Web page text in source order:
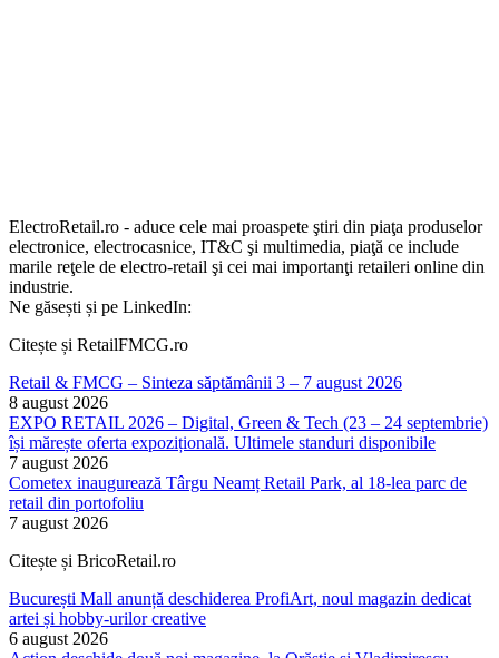
ElectroRetail.ro - aduce cele mai proaspete ştiri din piaţa produselor
electronice, electrocasnice, IT&C şi multimedia, piaţă ce include
marile reţele de electro-retail şi cei mai importanţi retaileri online din
industrie.
Ne găsești și pe LinkedIn:
Citește și RetailFMCG.ro
Retail & FMCG – Sinteza săptămânii 3 – 7 august 2026
8 august 2026
EXPO RETAIL 2026 – Digital, Green & Tech (23 – 24 septembrie)
își mărește oferta expozițională. Ultimele standuri disponibile
7 august 2026
Cometex inaugurează Târgu Neamț Retail Park, al 18-lea parc de
retail din portofoliu
7 august 2026
Citește și BricoRetail.ro
București Mall anunță deschiderea ProfiArt, noul magazin dedicat
artei și hobby-urilor creative
6 august 2026